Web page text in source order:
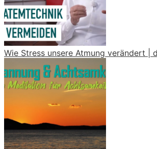
Wie Stress unsere Atmung verändert |